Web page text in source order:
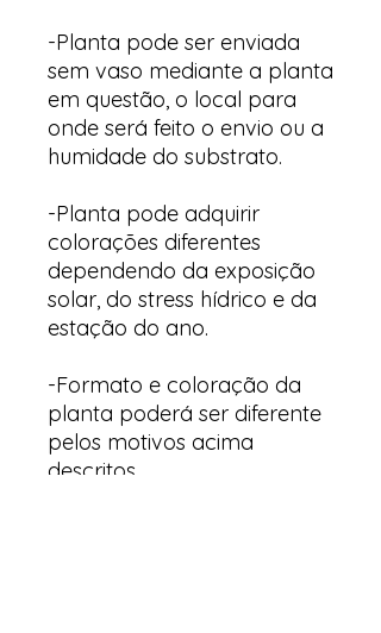
-Planta pode ser enviada
sem vaso mediante a planta
em questão, o local para
onde será feito o envio ou a
humidade do substrato.
-Planta pode adquirir
colorações diferentes
dependendo da exposição
solar, do stress hídrico e da
estação do ano.
-Formato e coloração da
planta poderá ser diferente
pelos motivos acima
descritos.